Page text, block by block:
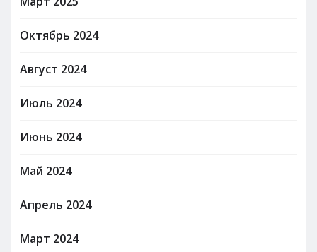
Октябрь 2024
Август 2024
Июль 2024
Июнь 2024
Май 2024
Апрель 2024
Март 2024